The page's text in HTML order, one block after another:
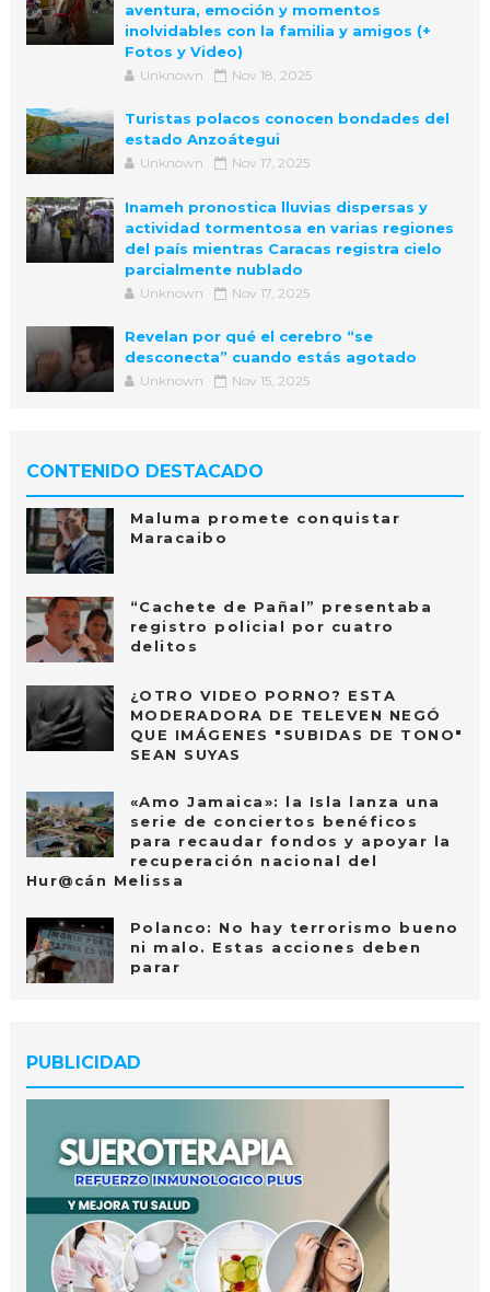
aventura, emoción y momentos
inolvidables con la familia y amigos (+
Fotos y Video)
Unknown Nov 18, 2025
Turistas polacos conocen bondades del
estado Anzoátegui
Unknown Nov 17, 2025
Inameh pronostica lluvias dispersas y
actividad tormentosa en varias regiones
del país mientras Caracas registra cielo
parcialmente nublado
Unknown Nov 17, 2025
Revelan por qué el cerebro “se
desconecta” cuando estás agotado
Unknown Nov 15, 2025
CONTENIDO DESTACADO
Maluma promete conquistar
Maracaibo
“Cachete de Pañal” presentaba
registro policial por cuatro
delitos
¿OTRO VIDEO PORNO? ESTA
MODERADORA DE TELEVEN NEGÓ
QUE IMÁGENES "SUBIDAS DE TONO"
SEAN SUYAS
«Amo Jamaica»: la Isla lanza una
serie de conciertos benéficos
para recaudar fondos y apoyar la
recuperación nacional del
Hur@cán Melissa
Polanco: No hay terrorismo bueno
ni malo. Estas acciones deben
parar
PUBLICIDAD